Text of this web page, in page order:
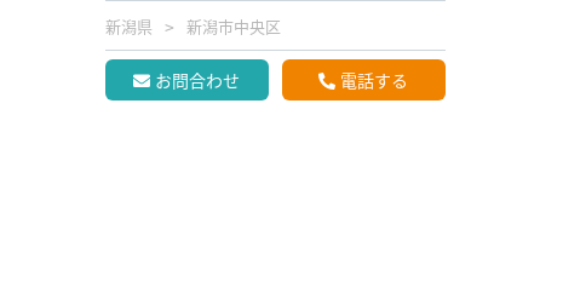
新潟県 新潟市中央区
お問合わせ 電話する